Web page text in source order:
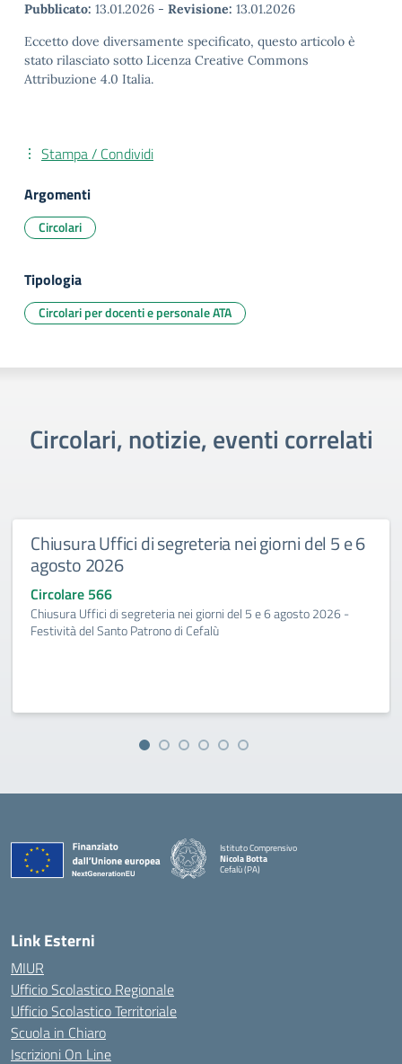
Pubblicato: 13.01.2026 - Revisione: 13.01.2026
Eccetto dove diversamente specificato, questo articolo è
stato rilasciato sotto Licenza Creative Commons
Attribuzione 4.0 Italia.
Stampa / Condividi
Argomenti
Circolari
Tipologia
Circolari per docenti e personale ATA
Circolari, notizie, eventi correlati
Chiusura Uffici di segreteria nei giorni del 5 e 6
agosto 2026
Circolare 566
Chiusura Uffici di segreteria nei giorni del 5 e 6 agosto 2026 -
Festività del Santo Patrono di Cefalù
Istituto Comprensivo
Nicola Botta
Cefalù (PA)
Link Esterni
MIUR
Ufficio Scolastico Regionale
Ufficio Scolastico Territoriale
Scuola in Chiaro
Iscrizioni On Line